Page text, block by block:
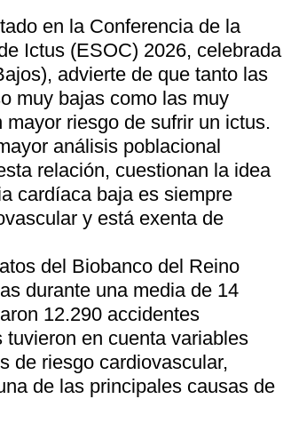
en la Conferencia de la
Ictus (ESOC) 2026, celebrada
advierte de que tanto las
muy bajas como las muy
riesgo de sufrir un ictus.
análisis poblacional
relación, cuestionan la idea
cardíaca baja es siempre
y está exenta de
del Biobanco del Reino
durante una media de 14
12.290 accidentes
en cuenta variables
de riesgo cardiovascular,
de las principales causas de